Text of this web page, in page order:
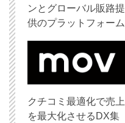
ンとグローバル販路提
供のプラットフォーム
クチコミ最適化で売上
を最大化させるDX集